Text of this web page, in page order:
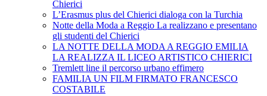
Chierici
L’Erasmus plus del Chierici dialoga con la Turchia
Notte della Moda a Reggio La realizzano e presentano
gli studenti del Chierici
LA NOTTE DELLA MODA A REGGIO EMILIA
LA REALIZZA IL LICEO ARTISTICO CHIERICI
Tremlett line il percorso urbano effimero
FAMILIA UN FILM FIRMATO FRANCESCO
COSTABILE